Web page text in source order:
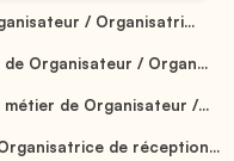
/ Organisatri...
Organisateur / Organ...
de Organisateur /...
de réception...